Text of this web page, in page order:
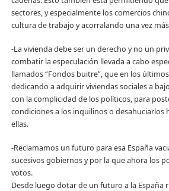
sectores, y especialmente los comercios
cultura de trabajo y acorralando una vez
-La vivienda debe ser un derecho y no un
combatir la especulación llevada a cabo
llamados “Fondos buitre”, que en los
dedicando a adquirir viviendas sociales a
con la complicidad de los políticos, para
condiciones a los inquilinos o desahuciarlos
ellas.
-Reclamamos un futuro para esa España
sucesivos gobiernos y por la que ahora los
votos.
Desde luego dotar de un futuro a la España